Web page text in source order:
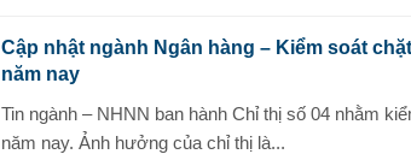
Cập nhật ngành Ngân hàng – Kiểm soát
năm nay
Tin ngành – NHNN ban hành Chỉ thị số 04 nhằm
năm nay. Ảnh hưởng của chỉ thị là...